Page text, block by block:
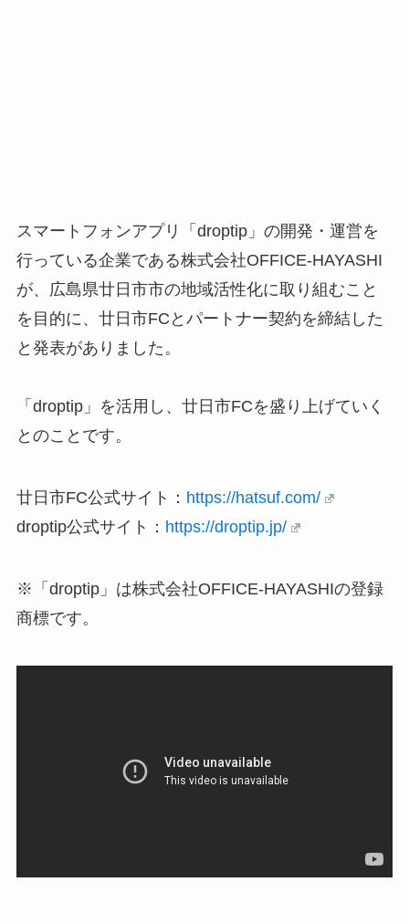
スマートフォンアプリ「droptip」の開発・運営を
行っている企業である株式会社OFFICE-HAYASHI
が、広島県廿日市市の地域活性化に取り組むこと
を目的に、廿日市FCとパートナー契約を締結した
と発表がありました。
「droptip」を活用し、廿日市FCを盛り上げていく
とのことです。
廿日市FC公式サイト： https://hatsuf.com/
droptip公式サイト： https://droptip.jp/
※「droptip」は株式会社OFFICE-HAYASHIの登録
商標です。